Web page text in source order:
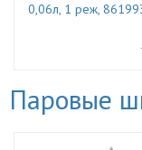
0,06л, 1 реж,
Паровые